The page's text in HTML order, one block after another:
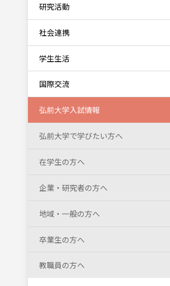
研究活動
社会連携
学生生活
国際交流
弘前大学入試情報
弘前大学で学びたい方へ
在学生の方へ
企業・研究者の方へ
地域・一般の方へ
卒業生の方へ
教職員の方へ